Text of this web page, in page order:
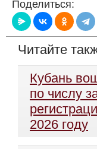
Поделиться:
Читайте
Кубань
по числу
2026 году